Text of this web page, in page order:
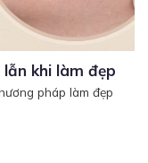
khi làm đẹp
pháp làm đẹp